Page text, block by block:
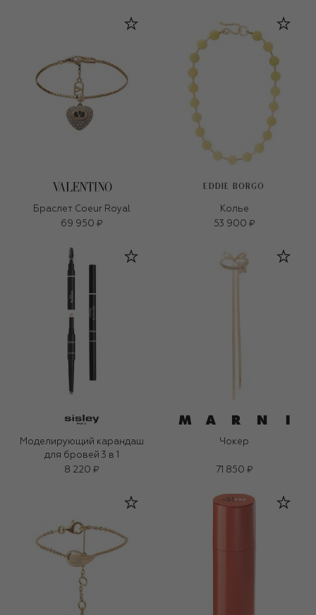
Браслет Coeur Royal
69 950 ₽
EDDIE BORGO
Колье
53 900 ₽
Моделирующий карандаш
для бровей 3 в 1
8 220 ₽
Чокер
71 850 ₽